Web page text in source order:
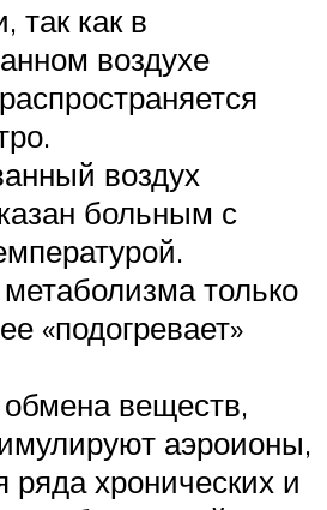
так как в
воздухе
воздух
больным с
только
«подогревает»
веществ,
аэроионы,
ряда хронических и